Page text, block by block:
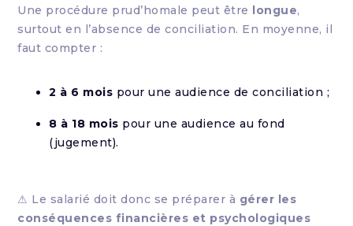
Une procédure prud’homale peut être longue,
surtout en l’absence de conciliation. En moyenne, il
faut compter :
2 à 6 mois pour une audience de conciliation ;
8 à 18 mois pour une audience au fond
(jugement).
⚠ Le salarié doit donc se préparer à gérer les
conséquences financières et psychologiques